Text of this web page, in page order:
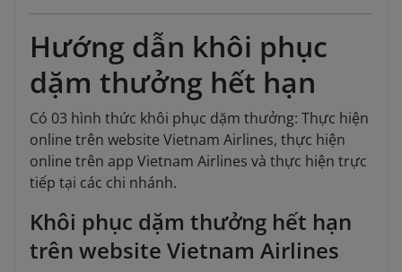
Hướng dẫn khôi phục
dặm thưởng hết hạn
Có 03 hình thức khôi phục dặm thưởng: Thực hiện
online trên website Vietnam Airlines, thực hiện
online trên app Vietnam Airlines và thực hiện trực
tiếp tại các chi nhánh.
Khôi phục dặm thưởng hết hạn
trên website Vietnam Airlines